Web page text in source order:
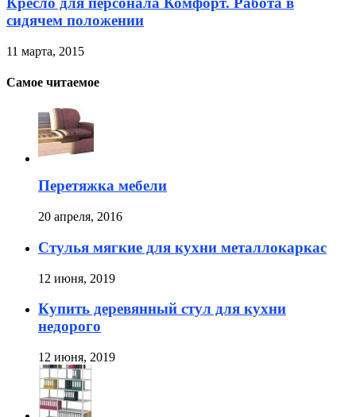
сидячем положении
11 марта, 2015
Самое читаемое
Перетяжка мебели
20 апреля, 2016
Стулья мягкие для кухни металлокаркас
12 июня, 2019
Купить деревянный стул для кухни
недорого
12 июня, 2019